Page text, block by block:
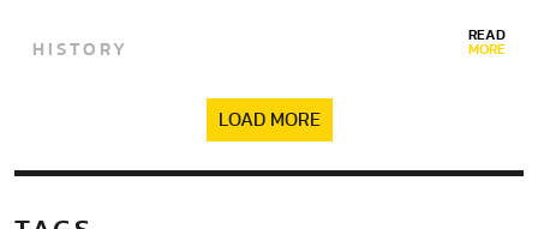
HISTORY READ
MORE
LOAD MORE